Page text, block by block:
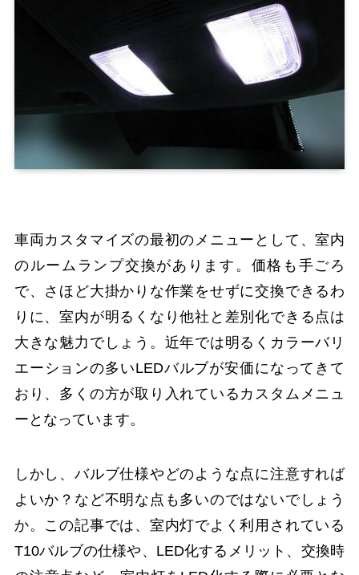
車両カスタマイズの最初のメニューとして、室内
のルームランプ交換があります。価格も手ごろ
で、さほど大掛かりな作業をせずに交換できるわ
りに、室内が明るくなり他社と差別化できる点は
大きな魅力でしょう。近年では明るくカラーバリ
エーションの多いLEDバルブが安価になってきて
おり、多くの方が取り入れているカスタムメニュ
ーとなっています。
しかし、バルブ仕様やどのような点に注意すれば
よいか？など不明な点も多いのではないでしょう
か。この記事では、室内灯でよく利用されている
T10バルブの仕様や、LED化するメリット、交換時